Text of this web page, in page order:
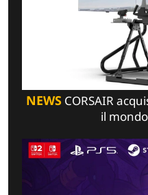
NEWSCORSAIR
il